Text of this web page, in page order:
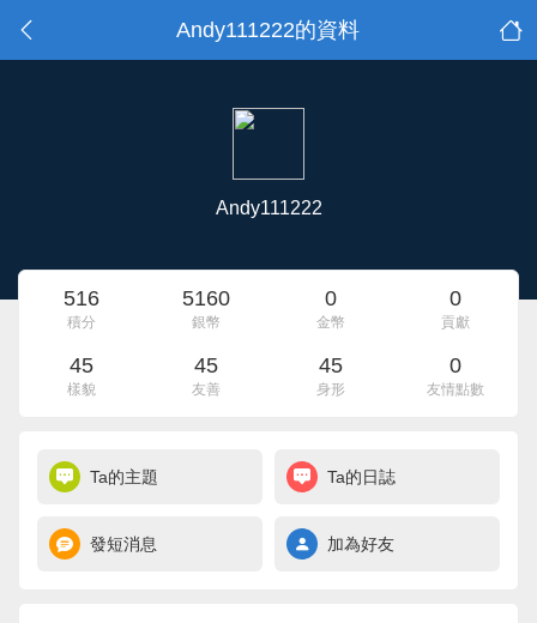
Andy111222的資料
Andy111222
516
積分
5160
銀幣
0
金幣
0
貢獻
45
樣貌
45
友善
45
身形
0
友情點數
Ta的主題 Ta的日誌
發短消息 加為好友